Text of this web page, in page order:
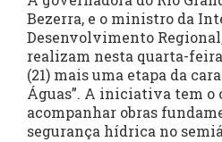
Bezerra, e o ministro da
Desenvolvimento
realizam nesta quarta-
(21) mais uma etapa da
Águas”. A iniciativa tem o
acompanhar obras
segurança hídrica no